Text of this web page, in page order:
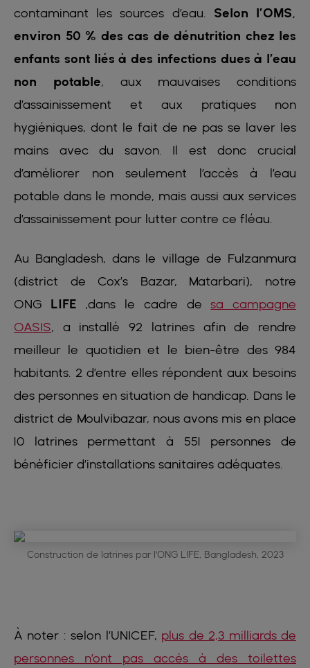
contaminant les sources d’eau. Selon l’OMS,
environ 50 % des cas de dénutrition chez les
enfants sont liés à des infections dues à l’eau
non potable, aux mauvaises conditions
d’assainissement et aux pratiques non
hygiéniques, dont le fait de ne pas se laver les
mains avec du savon. Il est donc crucial
d’améliorer non seulement l’accès à l’eau
potable dans le monde, mais aussi aux services
d’assainissement pour lutter contre ce fléau.
Au Bangladesh, dans le village de Fulzanmura
(district de Cox’s Bazar, Matarbari), notre
ONG LIFE ,dans le cadre desa campagne
OASIS, a installé 92 latrines afin de rendre
meilleur le quotidien et le bien-être des 984
habitants. 2 d’entre elles répondent aux besoins
des personnes en situation de handicap. Dans le
district de Moulvibazar, nous avons mis en place
10 latrines permettant à 551 personnes de
bénéficier d’installations sanitaires adéquates.
Construction de latrines par l'ONG LIFE, Bangladesh, 2023
À noter : selon l’UNICEF, plus de 2,3 milliards de
personnes n’ont pas accès à des toilettes